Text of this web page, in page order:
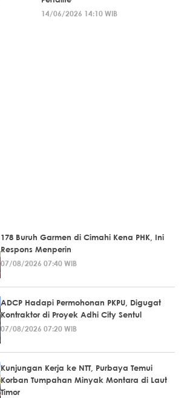
14/06/2026 14:10 WIB
178 Buruh Garmen di Cimahi Kena PHK, Ini
Respons Menperin
07/08/2026 07:40 WIB
ADCP Hadapi Permohonan PKPU, Digugat
Kontraktor di Proyek Adhi City Sentul
07/08/2026 07:20 WIB
Kunjungan Kerja ke NTT, Purbaya Temui
Korban Tumpahan Minyak Montara di Laut
Timor